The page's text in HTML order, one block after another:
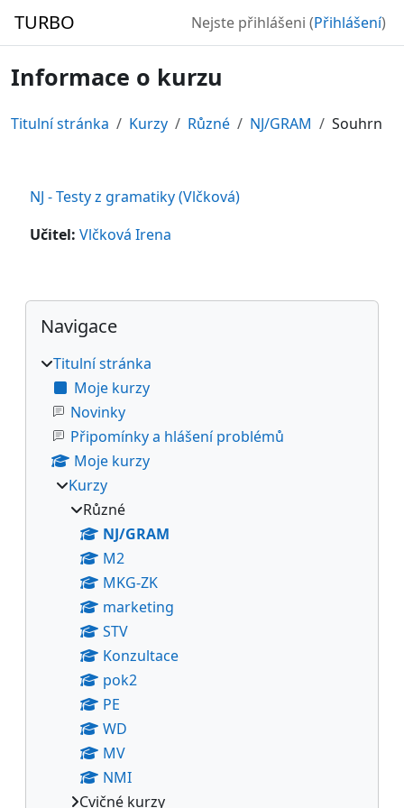
TURBO Nejste přihlášeni (Přihlášení)
Informace o kurzu
Titulní stránka Kurzy Různé NJ/GRAM Souhrn
NJ - Testy z gramatiky (Vlčková)
Učitel: Vlčková Irena
Bloky
Přeskočit: Navigace
Navigace
Titulní stránka
Moje kurzy
Novinky
Připomínky a hlášení problémů
Moje kurzy
Kurzy
Různé
NJ/GRAM
M2
MKG-ZK
marketing
STV
Konzultace
pok2
PE
WD
MV
NMI
Cvičné kurzy